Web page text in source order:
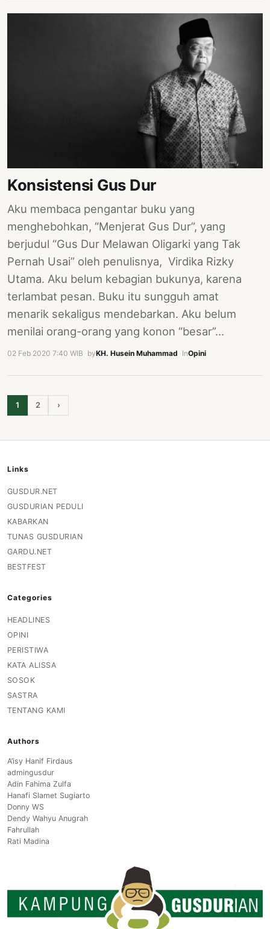
Konsistensi Gus Dur
Aku membaca pengantar buku yang
menghebohkan, “Menjerat Gus Dur”, yang
berjudul “Gus Dur Melawan Oligarki yang Tak
Pernah Usai” oleh penulisnya, Virdika Rizky
Utama. Aku belum kebagian bukunya, karena
terlambat pesan. Buku itu sungguh amat
menarik sekaligus mendebarkan. Aku belum
menilai orang-orang yang konon “besar”…
02 Feb 2020 7:40 WIB byKH. Husein Muhammad InOpini
1 2 ›
Links
GUSDUR.NET
GUSDURIAN PEDULI
KABARKAN
TUNAS GUSDURIAN
GARDU.NET
BESTFEST
Categories
HEADLINES
OPINI
PERISTIWA
KATA ALISSA
SOSOK
SASTRA
TENTANG KAMI
Authors
A’isy Hanif Firdaus
admingusdur
Adin Fahima Zulfa
Hanafi Slamet Sugiarto
Donny WS
Dendy Wahyu Anugrah
Fahrullah
Rati Madina